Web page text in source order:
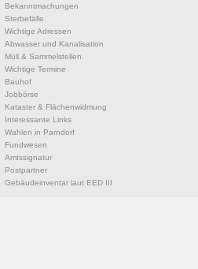
Bekanntmachungen
Sterbefälle
Wichtige Adressen
Abwasser und Kanalisation
Müll & Sammelstellen
Wichtige Termine
Bauhof
Jobbörse
Kataster & Flächenwidmung
Interessante Links
Wahlen in Parndorf
Fundwesen
Amtssignatur
Postpartner
Gebäudeinventar laut EED III